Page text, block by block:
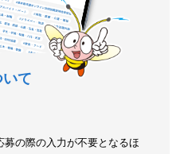
て
の際の入力が不要となるほ